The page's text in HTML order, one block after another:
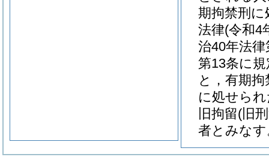
期拘禁刑
法律(令和4
治40年法
第13条に
と，有期
に処せら
旧拘留(旧
者とみなす